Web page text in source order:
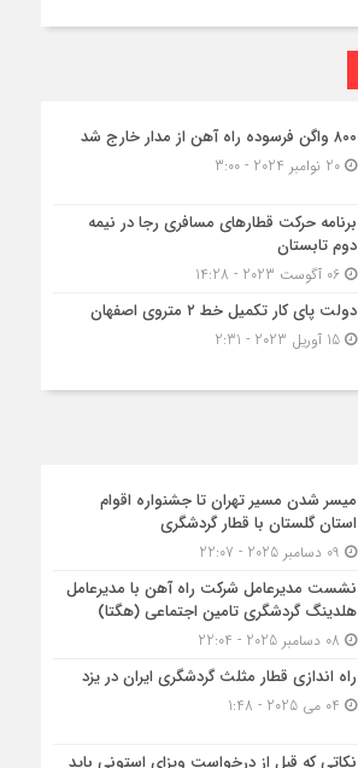
۸۰۰ واگن فرسوده راه آهن از مدار خارج شد
20 نوامبر 2024 - 3:00
برنامه حرکت قطارهای مسافری رجا در نیمه
دوم تابستان
06 آگوست 2023 - 14:28
دولت پای کار تکمیل خط ۲ متروی اصفهان
15 آوریل 2023 - 2:31
میسر شدن مسیر تهران تا جشنواره اقوام
استان گلستان با قطار گردشگری
نشست مدیرعامل شرکت راه آهن با مدیرعامل
هلدینگ گردشگری تامین اجتماعی (هگتا)
راه اندازی قطار مثلث گردشگری ایران در یزد
نکاتی که قبل از درخواست ویزای استونی باید